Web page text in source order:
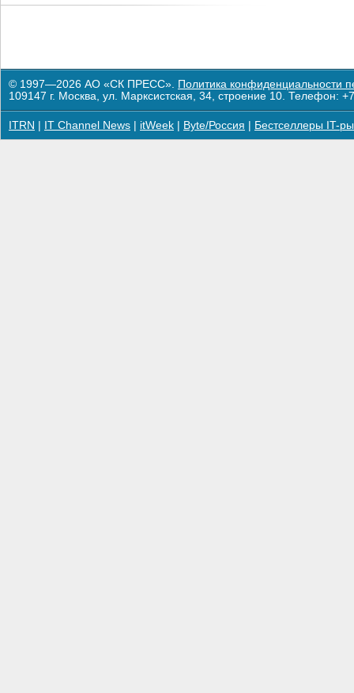
© 1997—2026 АО «СК ПРЕСС». Политика конфиденциальности
109147 г. Москва, ул. Марксистская, 34, строение 10. Телефон:
ITRN IT Channel News itWeek Byte/Россия Бестселлеры IT-